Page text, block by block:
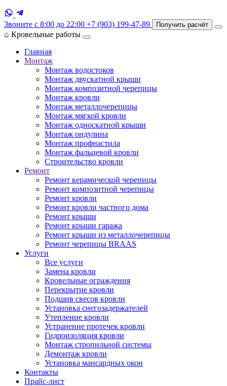
Звоните с 8:00 до 22:00 +7 (903) 199-47-89 Получить расчёт
⌂ Кровельные работы
Главная
Монтаж
Монтаж водостоков
Монтаж двускатной крыши
Монтаж композитной черепицы
Монтаж кровли
Монтаж металлочерепицы
Монтаж мягкой кровли
Монтаж односкатной крыши
Монтаж ондулина
Монтаж профнастила
Монтаж фальцевой кровли
Строительство кровли
Ремонт
Ремонт керамической черепицы
Ремонт композитной черепицы
Ремонт кровли
Ремонт кровли частного дома
Ремонт крыши
Ремонт крыши гаража
Ремонт крыши из металлочерепицы
Ремонт черепицы BRAAS
Услуги
Все услуги
Замена кровли
Кровельные ограждения
Перекрытие кровли
Подшив свесов кровли
Установка снегозадержателей
Утепление кровли
Устранение протечек кровли
Гидроизоляция кровли
Монтаж стропильной системы
Демонтаж кровли
Установка мансардных окон
Контакты
Прайс-лист